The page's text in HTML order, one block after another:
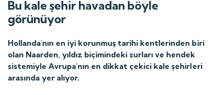
Bu kale şehir havadan böyle
görünüyor
Hollanda'nın en iyi korunmuş tarihi kentlerinden biri
olan Naarden, yıldız biçimindeki surları ve hendek
sistemiyle Avrupa'nın en dikkat çekici kale şehirleri
arasında yer alıyor.